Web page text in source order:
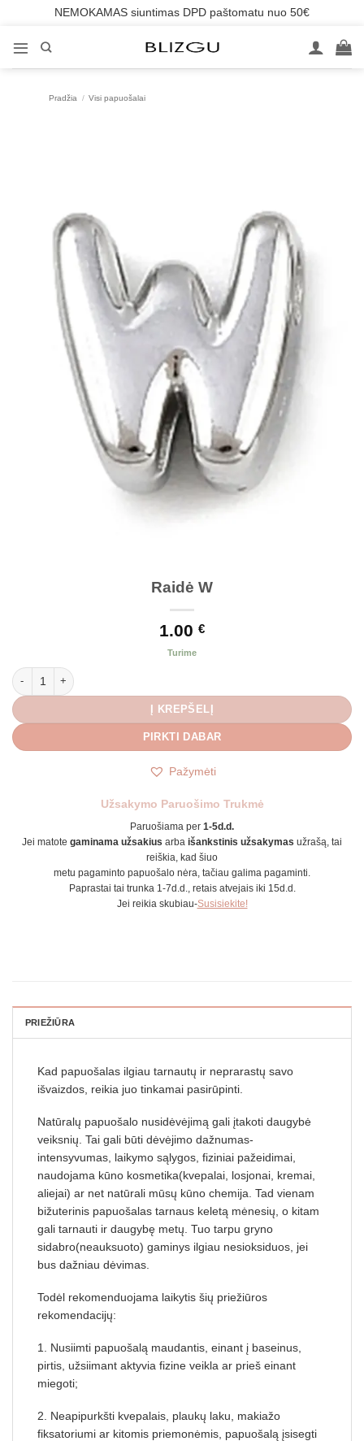
NEMOKAMAS siuntimas DPD paštomatu nuo 50€
content
Pradžia / Visi papuošalai
Raidė W
1.00 €
Turime
produkto kiekis: Raidė W
Į KREPŠELĮ
PIRKTI DABAR
Pažymėti
Užsakymo Paruošimo Trukmė
Paruošiama per 1-5d.d.
Jei matote gaminama užsakius arba išankstinis užsakymas užrašą, tai
reiškia, kad šiuo
metu pagaminto papuošalo nėra, tačiau galima pagaminti.
Paprastai tai trunka 1-7d.d., retais atvejais iki 15d.d.
Jei reikia skubiau-Susisiekite!
PRIEŽIŪRA
Kad papuošalas ilgiau tarnautų ir neprarastų savo
išvaizdos, reikia juo tinkamai pasirūpinti.
Natūralų papuošalo nusidėvėjimą gali įtakoti daugybė
veiksnių. Tai gali būti dėvėjimo dažnumas-
intensyvumas, laikymo sąlygos, fiziniai pažeidimai,
naudojama kūno kosmetika(kvepalai, losjonai, kremai,
aliejai) ar net natūrali mūsų kūno chemija. Tad vienam
bižuterinis papuošalas tarnaus keletą mėnesių, o kitam
gali tarnauti ir daugybę metų. Tuo tarpu gryno
sidabro(neauksuoto) gaminys ilgiau nesioksiduos, jei
bus dažniau dėvimas.
Todėl rekomenduojama laikytis šių priežiūros
rekomendacijų:
1. Nusiimti papuošalą maudantis, einant į baseinus,
pirtis, užsiimant aktyvia fizine veikla ar prieš einant
miegoti;
2. Neapipurkšti kvepalais, plaukų laku, makiažo
fiksatoriumi ar kitomis priemonėmis, papuošalą įsisegti